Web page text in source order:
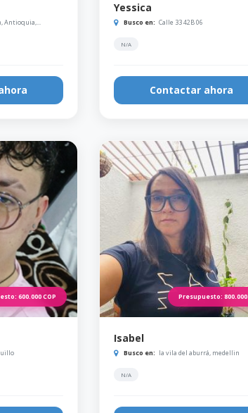
Antioquia,...
Yessica
Busco en: Calle 33 42B 06
N/A
Contactar ahora
600.000COP Presupuesto: 800.000
Isabel
Busco en: la vila del aburrá, medellin
N/A